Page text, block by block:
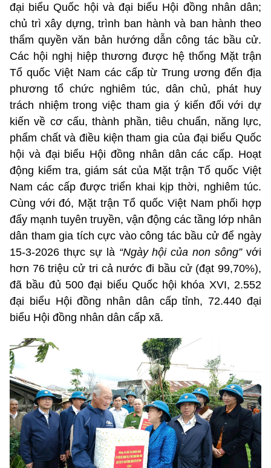
đại biểu Quốc hội và đại biểu Hội đồng nhân dân;
chủ trì xây dựng, trình ban hành và ban hành theo
thẩm quyền văn bản hướng dẫn công tác bầu cử.
Các hội nghị hiệp thương được hệ thống Mặt trận
Tổ quốc Việt Nam các cấp từ Trung ương đến địa
phương tổ chức nghiêm túc, dân chủ, phát huy
trách nhiệm trong việc tham gia ý kiến đối với dự
kiến về cơ cấu, thành phần, tiêu chuẩn, năng lực,
phẩm chất và điều kiện tham gia của đại biểu Quốc
hội và đại biểu Hội đồng nhân dân các cấp. Hoạt
động kiểm tra, giám sát của Mặt trận Tổ quốc Việt
Nam các cấp được triển khai kịp thời, nghiêm túc.
Cùng với đó, Mặt trận Tổ quốc Việt Nam phối hợp
đẩy mạnh tuyên truyền, vận động các tầng lớp nhân
dân tham gia tích cực vào công tác bầu cử để ngày
15-3-2026 thực sự là “Ngày hội của non sông”với
hơn 76 triệu cử tri cả nước đi bầu cử (đạt 99,70%),
đã bầu đủ 500 đại biểu Quốc hội khóa XVI, 2.552
đại biểu Hội đồng nhân dân cấp tỉnh, 72.440 đại
biểu Hội đồng nhân dân cấp xã.